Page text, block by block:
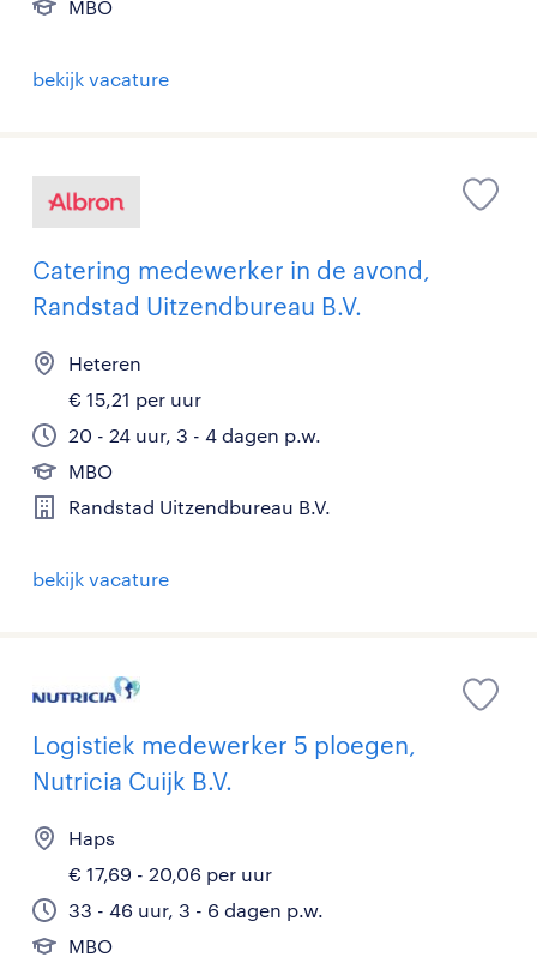
MBO
bekijk vacature
Catering medewerker in de avond,
Randstad Uitzendbureau B.V.
Heteren
€ 15,21 per uur
20 - 24 uur, 3 - 4 dagen p.w.
MBO
Randstad Uitzendbureau B.V.
bekijk vacature
Logistiek medewerker 5 ploegen,
Nutricia Cuijk B.V.
Haps
€ 17,69 - 20,06 per uur
33 - 46 uur, 3 - 6 dagen p.w.
MBO